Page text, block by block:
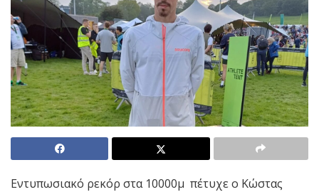
Εντυπωσιακό ρεκόρ στα 10000μ πέτυχε ο Κώστας